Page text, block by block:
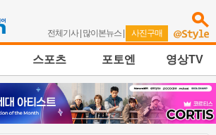
전체기사| 많이본뉴스 | 사진구매
스포츠 포토엔 영상TV